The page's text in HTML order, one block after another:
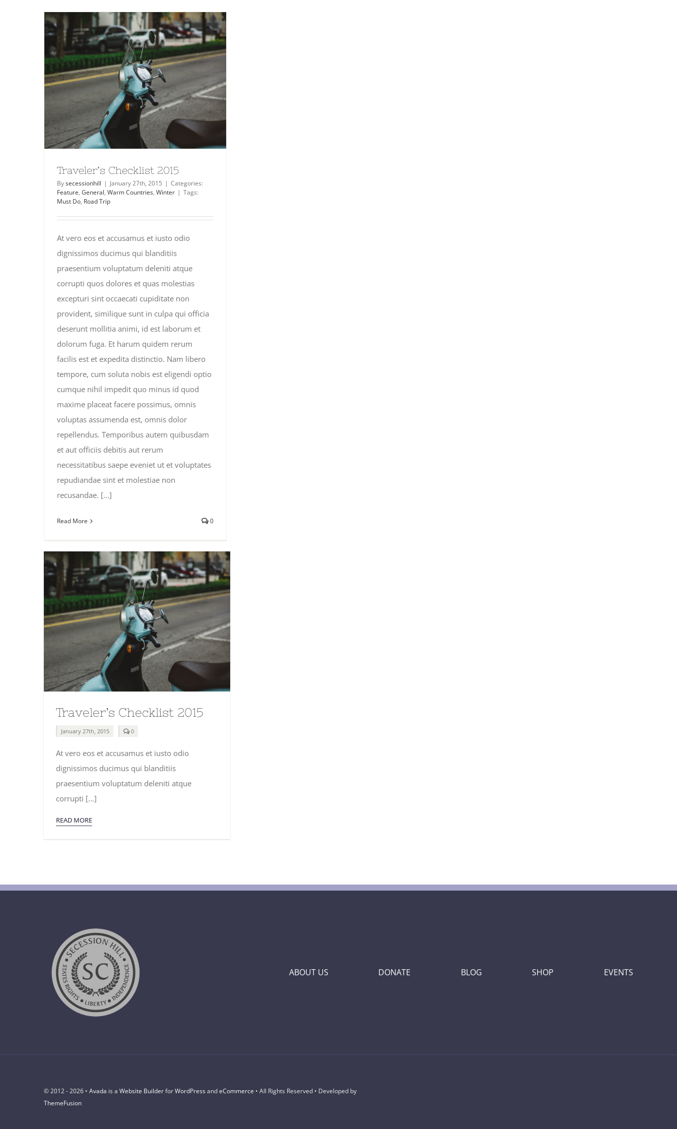
Traveler’s Checklist 2015
Bysecessionhill | January 27th, 2015 | Categories:
Feature, General, Warm Countries, Winter | Tags:
Must Do, Road Trip
At vero eos et accusamus et iusto odio
dignissimos ducimus qui blanditiis
praesentium voluptatum deleniti atque
corrupti quos dolores et quas molestias
excepturi sint occaecati cupiditate non
provident, similique sunt in culpa qui officia
deserunt mollitia animi, id est laborum et
dolorum fuga. Et harum quidem rerum
facilis est et expedita distinctio. Nam libero
tempore, cum soluta nobis est eligendi optio
cumque nihil impedit quo minus id quod
maxime placeat facere possimus, omnis
voluptas assumenda est, omnis dolor
repellendus. Temporibus autem quibusdam
et aut officiis debitis aut rerum
necessitatibus saepe eveniet ut et voluptates
repudiandae sint et molestiae non
recusandae. [...]
Read More 0
Traveler’s Checklist 2015
January 27th, 2015 0comments
Checklist
At vero eos et accusamus et iusto odio
dignissimos ducimus qui blanditiis
praesentium voluptatum deleniti atque
corrupti [...]
READ MORE
ABOUT US DONATE BLOG SHOP EVENTS
© 2012 - 2026 • Avada is a Website BuilderforWordPressandeCommerce • All Rights Reserved • Developed by
ThemeFusion